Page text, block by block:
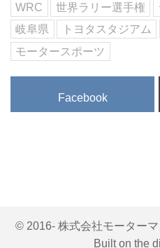
6月号
級化
のホ
WRC 世界ラリー選手権
岐阜県
トヨタスタジアム
モータースポーツ
Facebook
© 2016- 株式会社モーター
Built on the